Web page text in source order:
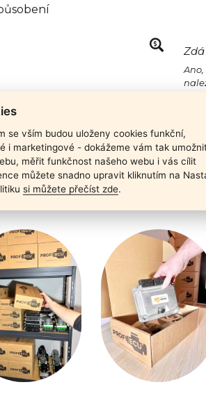
se vším budou uloženy cookies funkční,
i marketingové - dokážeme vám tak
měřit funkčnost našeho webu i vás cílit
můžete snadno upravit kliknutím na
si můžete přečíst zde.